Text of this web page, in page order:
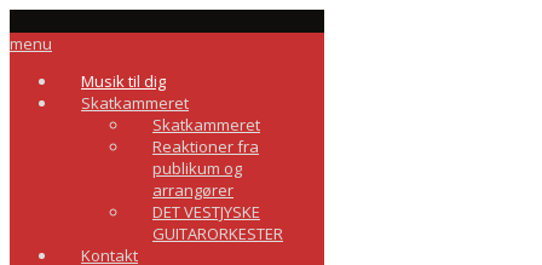
menu
Musik til dig
Skatkammeret
Skatkammeret
Reaktioner fra
publikum og
arrangører
DET VESTJYSKE
GUITARORKESTER
Kontakt